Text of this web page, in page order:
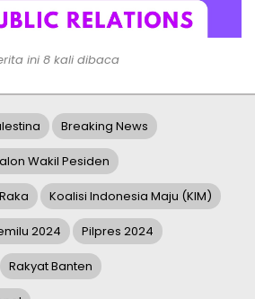
ini 8 kali dibaca
Breaking News
Wakil Pesiden
Koalisi Indonesia Maju (KIM)
2024 Pilpres 2024
Rakyat Banten